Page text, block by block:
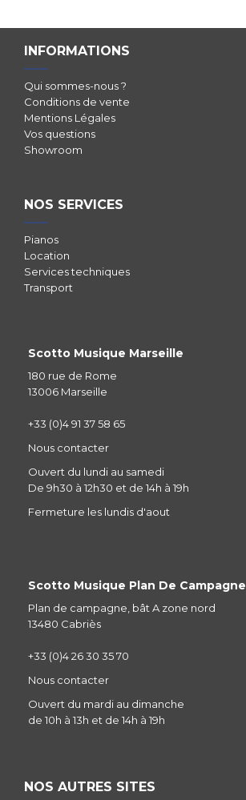
INFORMATIONS
Qui sommes-nous ?
Conditions de vente
Mentions Légales
Vos questions
Showroom
NOS SERVICES
Pianos
Location
Services techniques
Transport
Scotto Musique Marseille
180 rue de Rome
13006 Marseille
+33 (0)4 91 37 58 65
Nous contacter
Ouvert du lundi au samedi
De 9h30 à 12h30 et de 14h à 19h
Fermeture les lundis d'aout
Scotto Musique Plan De Campagne
Plan de campagne, bât A zone nord
13480 Cabriès
+33 (0)4 26 30 35 70
Nous contacter
Ouvert du mardi au dimanche
de 10h à 13h et de 14h à 19h
NOS AUTRES SITES